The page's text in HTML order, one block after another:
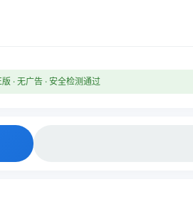
· 无广告 · 安全检测通过